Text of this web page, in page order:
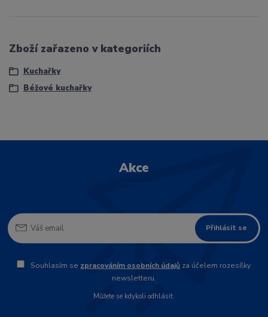
Zboží zařazeno v kategoriích
Kuchařky
Béžové kuchařky
Akce
Přihlásit se
Souhlasím se zpracováním osobních údajů za účelem rozesílky
newsletteru.
Můžete se kdykoli odhlásit.